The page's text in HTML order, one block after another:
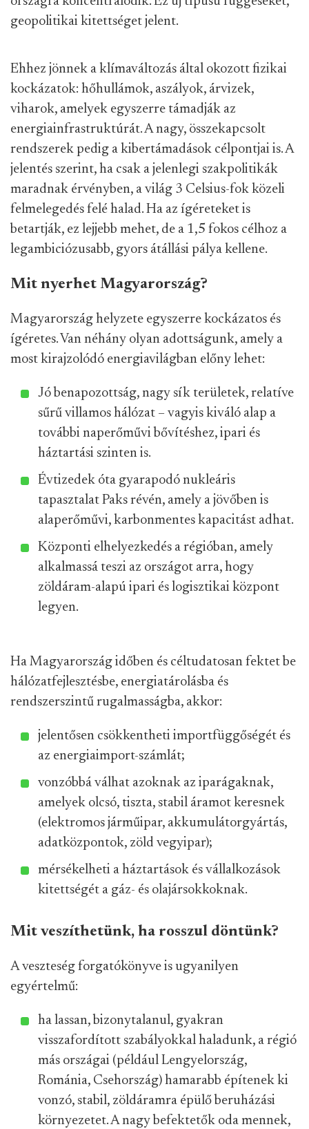
geopolitikai kitettséget jelent.
Ehhez jönnek a klímaváltozás által okozott fizikai
kockázatok: hőhullámok, aszályok, árvizek,
viharok, amelyek egyszerre támadják az
energiainfrastruktúrát. A nagy, összekapcsolt
rendszerek pedig a kibertámadások célpontjai is. A
jelentés szerint, ha csak a jelenlegi szakpolitikák
maradnak érvényben, a világ 3 Celsius-fok közeli
felmelegedés felé halad. Ha az ígéreteket is
betartják, ez lejjebb mehet, de a 1,5 fokos célhoz a
legambiciózusabb, gyors átállási pálya kellene.
Mit nyerhet Magyarország?
Magyarország helyzete egyszerre kockázatos és
ígéretes. Van néhány olyan adottságunk, amely a
most kirajzolódó energiavilágban előny lehet:
Jó benapozottság, nagy sík területek, relatíve
sűrű villamos hálózat – vagyis kiváló alap a
további naperőművi bővítéshez, ipari és
háztartási szinten is.
Évtizedek óta gyarapodó nukleáris
tapasztalat Paks révén, amely a jövőben is
alaperőművi, karbonmentes kapacitást adhat.
Központi elhelyezkedés a régióban, amely
alkalmassá teszi az országot arra, hogy
zöldáram-alapú ipari és logisztikai központ
legyen.
Ha Magyarország időben és céltudatosan fektet be
hálózatfejlesztésbe, energiatárolásba és
rendszerszintű rugalmasságba, akkor:
jelentősen csökkentheti importfüggőségét és
az energiaimport-számlát;
vonzóbbá válhat azoknak az iparágaknak,
amelyek olcsó, tiszta, stabil áramot keresnek
(elektromos járműipar, akkumulátorgyártás,
adatközpontok, zöld vegyipar);
mérsékelheti a háztartások és vállalkozások
kitettségét a gáz- és olajársokkoknak.
Mit veszíthetünk, ha rosszul döntünk?
A veszteség forgatókönyve is ugyanilyen
egyértelmű:
ha lassan, bizonytalanul, gyakran
visszafordított szabályokkal haladunk, a régió
más országai (például Lengyelország,
Románia, Csehország) hamarabb építenek ki
vonzó, stabil, zöldáramra épülő beruházási
környezetet. A nagy befektetők oda mennek,